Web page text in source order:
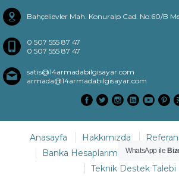
Bahçelievler Mah. Konuralp Cad. No:60/B
0 507 555 87 47
0 507 555 87 47
satis@14armadabilgisayar.com
armada@14armadabilgisayar.com
Anasayfa Hakkımızda
Banka Hesaplarımız
Sıkça
Teknik Destek Talebi
WhatsApp ile